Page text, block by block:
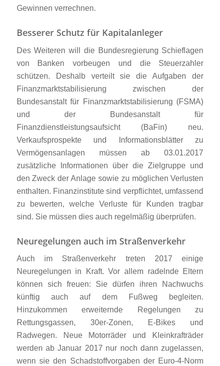
Gewinnen verrechnen.
Besserer Schutz für Kapitalanleger
Des Weiteren will die Bundesregierung Schieflagen
von Banken vorbeugen und die Steuerzahler
schützen. Deshalb verteilt sie die Aufgaben der
Finanzmarktstabilisierung zwischen der
Bundesanstalt für Finanzmarktstabilisierung (FSMA)
und der Bundesanstalt für
Finanzdienstleistungsaufsicht (BaFin) neu.
Verkaufsprospekte und Informationsblätter zu
Vermögensanlagen müssen ab 03.01.2017
zusätzliche Informationen über die Zielgruppe und
den Zweck der Anlage sowie zu möglichen Verlusten
enthalten. Finanzinstitute sind verpflichtet, umfassend
zu bewerten, welche Verluste für Kunden tragbar
sind. Sie müssen dies auch regelmäßig überprüfen.
Neuregelungen auch im Straßenverkehr
Auch im Straßenverkehr treten 2017 einige
Neuregelungen in Kraft. Vor allem radelnde Eltern
können sich freuen: Sie dürfen ihren Nachwuchs
künftig auch auf dem Fußweg begleiten.
Hinzukommen erweiternde Regelungen zu
Rettungsgassen, 30er-Zonen, E-Bikes und
Radwegen. Neue Motorräder und Kleinkrafträder
werden ab Januar 2017 nur noch dann zugelassen,
wenn sie den Schadstoffvorgaben der Euro-4-Norm